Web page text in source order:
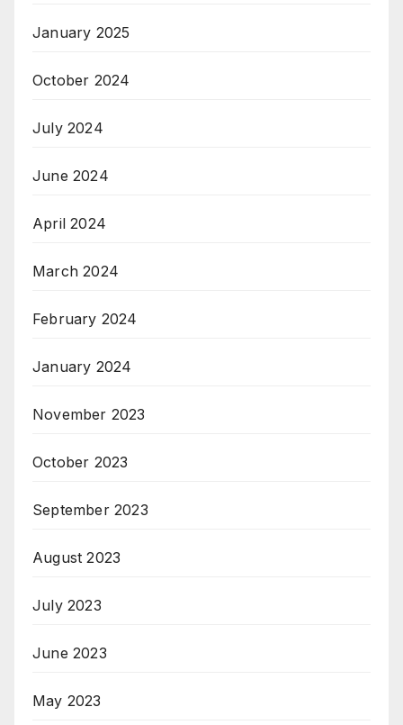
January 2025
October 2024
July 2024
June 2024
April 2024
March 2024
February 2024
January 2024
November 2023
October 2023
September 2023
August 2023
July 2023
June 2023
May 2023